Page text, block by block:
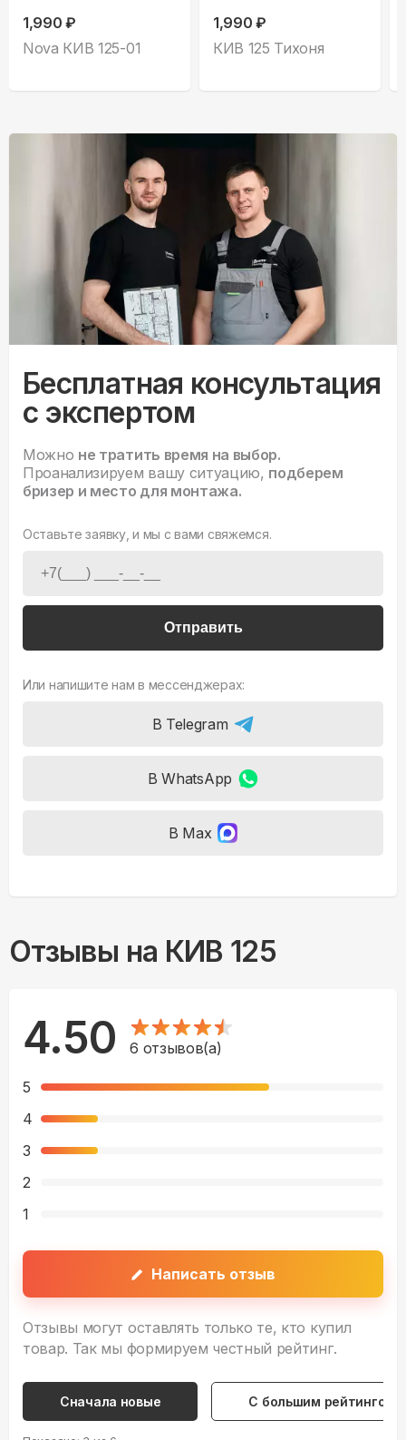
1,990 ₽
Nova КИВ 125-01
1,990 ₽
КИВ 125 Тихоня
Бесплатная консультация
с экспертом
Можно не тратить время на выбор.
Проанализируем вашу ситуацию, подберем
бризер и место для монтажа.
Оставьте заявку, и мы с вами свяжемся.
Отправить
Или напишите нам в мессенджерах:
В Telegram
В WhatsApp
В Max
Отзывы на КИВ 125
4.50 6 отзывов(а)
5
4
3
2
1
Написать отзыв
Отзывы могут оставлять только те, кто купил
товар. Так мы формируем честный рейтинг.
Сначала новые С большим рейтингом